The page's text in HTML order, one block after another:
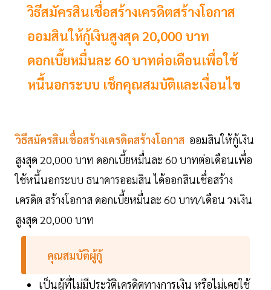
วิธีสมัครสินเชื่อสร้างเครดิตสร้างโอกาส
ออมสินให้กู้เงินสูงสุด 20,000 บาท
ดอกเบี้ยหมื่นละ 60 บาทต่อเดือนเพื่อใช้
หนี้นอกระบบ เช็กคุณสมบัติและเงื่อนไข
วิธีสมัครสินเชื่อสร้างเครดิตสร้างโอกาส ออมสินให้กู้เงิน
สูงสุด 20,000 บาท ดอกเบี้ยหมื่นละ 60 บาทต่อเดือนเพื่อ
ใช้หนี้นอกระบบ ธนาคารออมสิน ได้ออกสินเชื่อสร้าง
เครดิต สร้างโอกาส ดอกเบี้ยหมื่นละ 60 บาท/เดือน วงเงิน
สูงสุด 20,000 บาท
คุณสมบัติผู้กู้
เป็นผู้ที่ไม่มีประวัติเครดิตทางการเงิน หรือไม่เคยใช้